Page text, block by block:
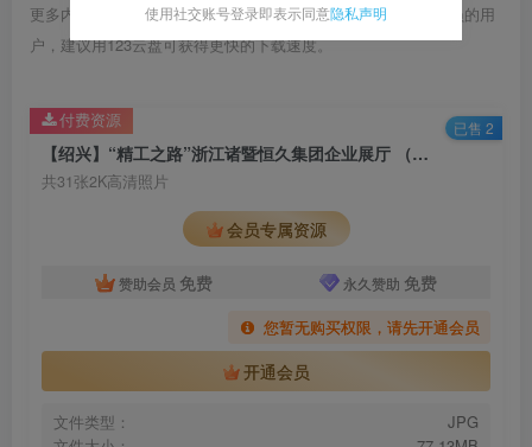
更多内容（无展示酷水印）可在下方下载； 2.没有百度网盘会员的用
户，建议用123云盘可获得更快的下载速度。
【绍兴】“精工之路”浙江诸暨恒久集团企业展厅 （31张照片）
共31张2K高清照片
会员专属资源
赞助会员 免费 永久赞助 免费
您暂无购买权限，请先开通会员
开通会员
文件类型：
JPG
付费资源 已售 2
使用社交账号登录即表示同意隐私声明